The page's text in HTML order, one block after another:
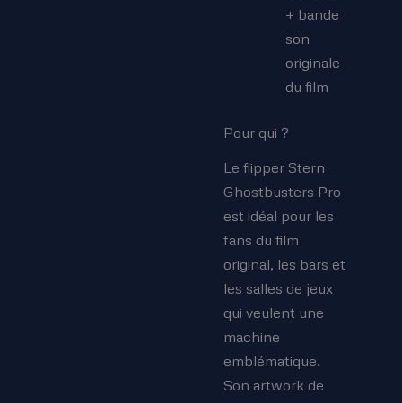
+ bande
son
originale
du film
Pour qui ?
Le flipper Stern
Ghostbusters Pro
est idéal pour les
fans du film
original, les bars et
les salles de jeux
qui veulent une
machine
emblématique.
Son artwork de